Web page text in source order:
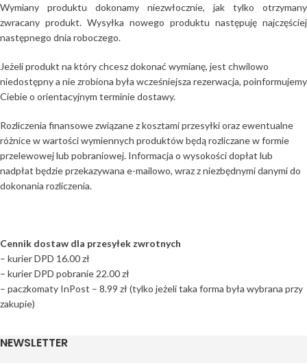
Wymiany produktu dokonamy niezwłocznie, jak tylko otrzymany
zwracany produkt. Wysyłka nowego produktu następuję najczęściej
następnego dnia roboczego.
Jeżeli produkt na który chcesz dokonać wymianę, jest chwilowo
niedostępny a nie zrobiona była wcześniejsza rezerwacja, poinformujemy
Ciebie o orientacyjnym terminie dostawy.
Rozliczenia finansowe związane z kosztami przesyłki oraz ewentualne
różnice w wartości wymiennych produktów będą rozliczane w formie
przelewowej lub pobraniowej. Informacja o wysokości dopłat lub
nadpłat będzie przekazywana e-mailowo, wraz z niezbędnymi danymi do
dokonania rozliczenia.
Cennik dostaw dla przesyłek zwrotnych
– kurier DPD 16.00 zł
– kurier DPD pobranie 22.00 zł
– paczkomaty InPost – 8.99 zł (tylko jeżeli taka forma była wybrana przy
zakupie)
NEWSLETTER